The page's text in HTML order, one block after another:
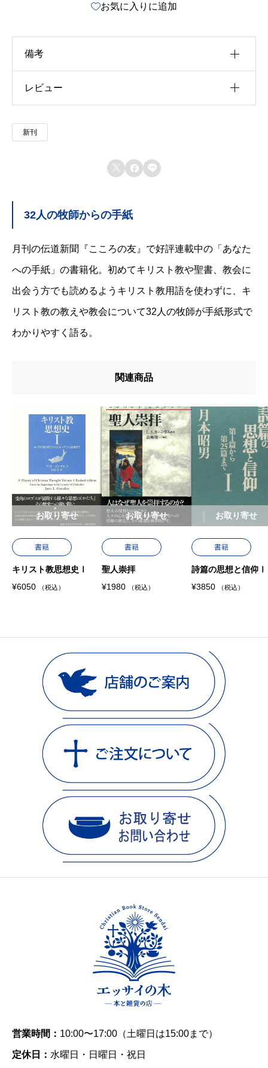
た
お気に入りに追加
備考
u30b5u30a4u30ba
u51fau7248u793e
u642du8f09u6b4cu96c6
u7de8u8a33
u8457u8005
レビュー
以前にこの商品を購入したことのあるログイン済
みのユーザーのみレビューを残すことができま
新刊
  
32人の牧師からの手紙
月刊の伝道新聞『こころの友』で好評連載中の「あなた
への手紙」の書籍化。初めてキリスト教や聖書、教会に
出会う方でも読めるようキリスト教用語を使わずに、キ
リスト教の教えや教会について32人の牧師が手紙形式で
わかりやすく語る。
関連商品
書籍
キリスト教思想史Ⅰ
¥6050 （税込）
お取り寄せ
書籍
聖人崇拝
¥1980 （税込）
お取り寄せ
書籍
詩篇の思想と信仰Ⅰ
¥3850 （税込）
お取り寄せ
営業時間： 10:00〜17:00（土曜日は15:00まで）
定休日： 水曜日・日曜日・祝日